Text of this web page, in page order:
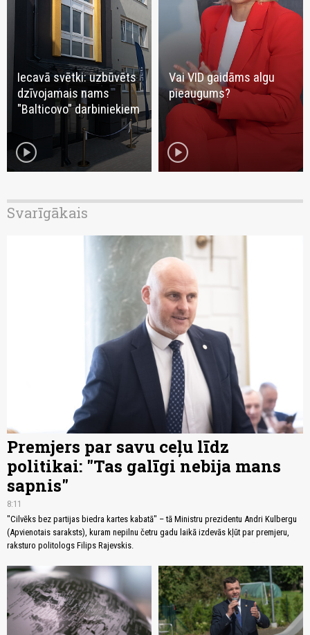
Iecavā svētki: uzbūvēts
dzīvojamais nams
"Balticovo" darbiniekiem
play_circle
Vai VID gaidāms algu
pieaugums?
play_circle
Svarīgākais
Premjers par savu ceļu līdz
politikai: "Tas galīgi nebija mans
sapnis"
8:11
"Cilvēks bez partijas biedra kartes kabatā" – tā Ministru prezidentu Andri Kulbergu
(Apvienotais saraksts), kuram nepilnu četru gadu laikā izdevās kļūt par premjeru,
raksturo politologs Filips Rajevskis.